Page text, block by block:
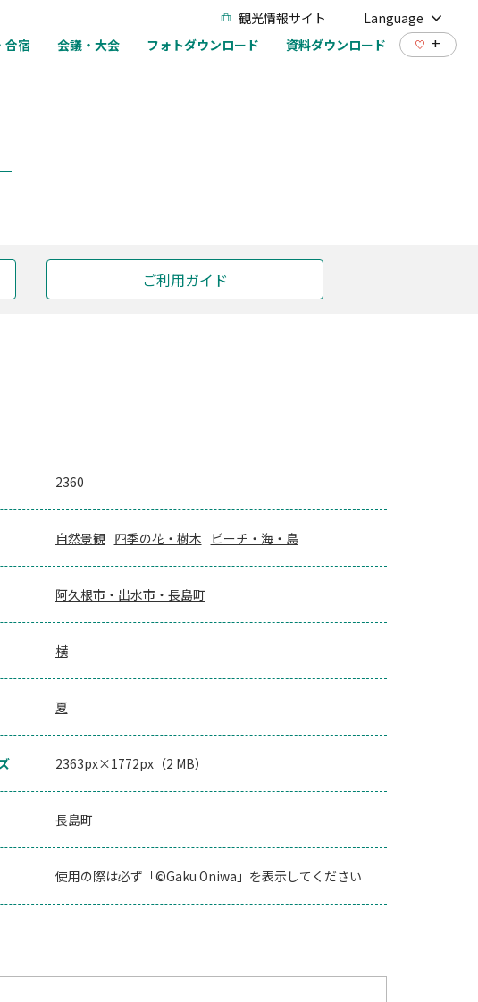
観光情報サイト
Language
合宿 会議・大会 フォトダウンロード 資料ダウンロード +
ご利用ガイド
2360
自然景観 四季の花・樹木 ビーチ・海・島
阿久根市・出水市・長島町
横
夏
2363px×1772px（2 MB）
長島町
使用の際は必ず「©Gaku Oniwa」を表示してください